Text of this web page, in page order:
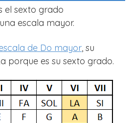
el sexto grado
escala mayor.
de Do mayor , su
porque es su sexto grado.